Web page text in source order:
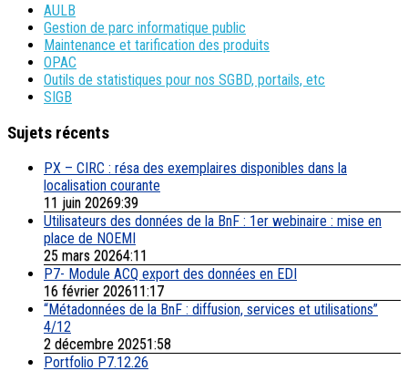
AULB
Gestion de parc informatique public
Maintenance et tarification des produits
OPAC
Outils de statistiques pour nos SGBD, portails, etc
SIGB
Sujets récents
PX – CIRC : résa des exemplaires disponibles dans la
localisation courante
11 juin 20269:39
Utilisateurs des données de la BnF : 1er webinaire : mise en
place de NOEMI
25 mars 20264:11
P7- Module ACQ export des données en EDI
16 février 202611:17
“Métadonnées de la BnF : diffusion, services et utilisations”
4/12
2 décembre 20251:58
Portfolio P7.12.26